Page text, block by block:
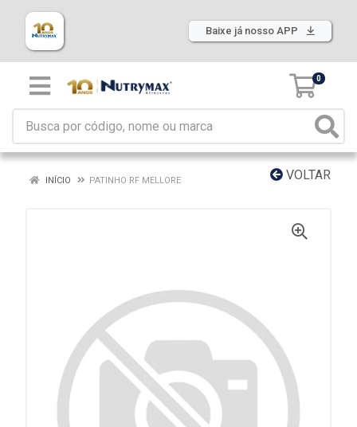
Baixe já nosso APP
0
VOLTAR
INÍCIO PATINHO RF MELLORE